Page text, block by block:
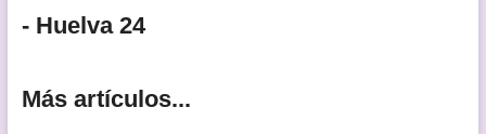
- Huelva 24
Más artículos...